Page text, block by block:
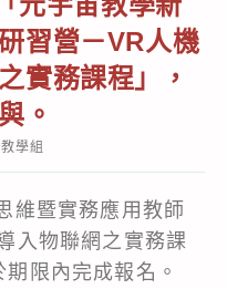
習營－VR人機
實務課程」，
。
教學組
維暨實務應用教師
入物聯網之實務課
限內完成報名。